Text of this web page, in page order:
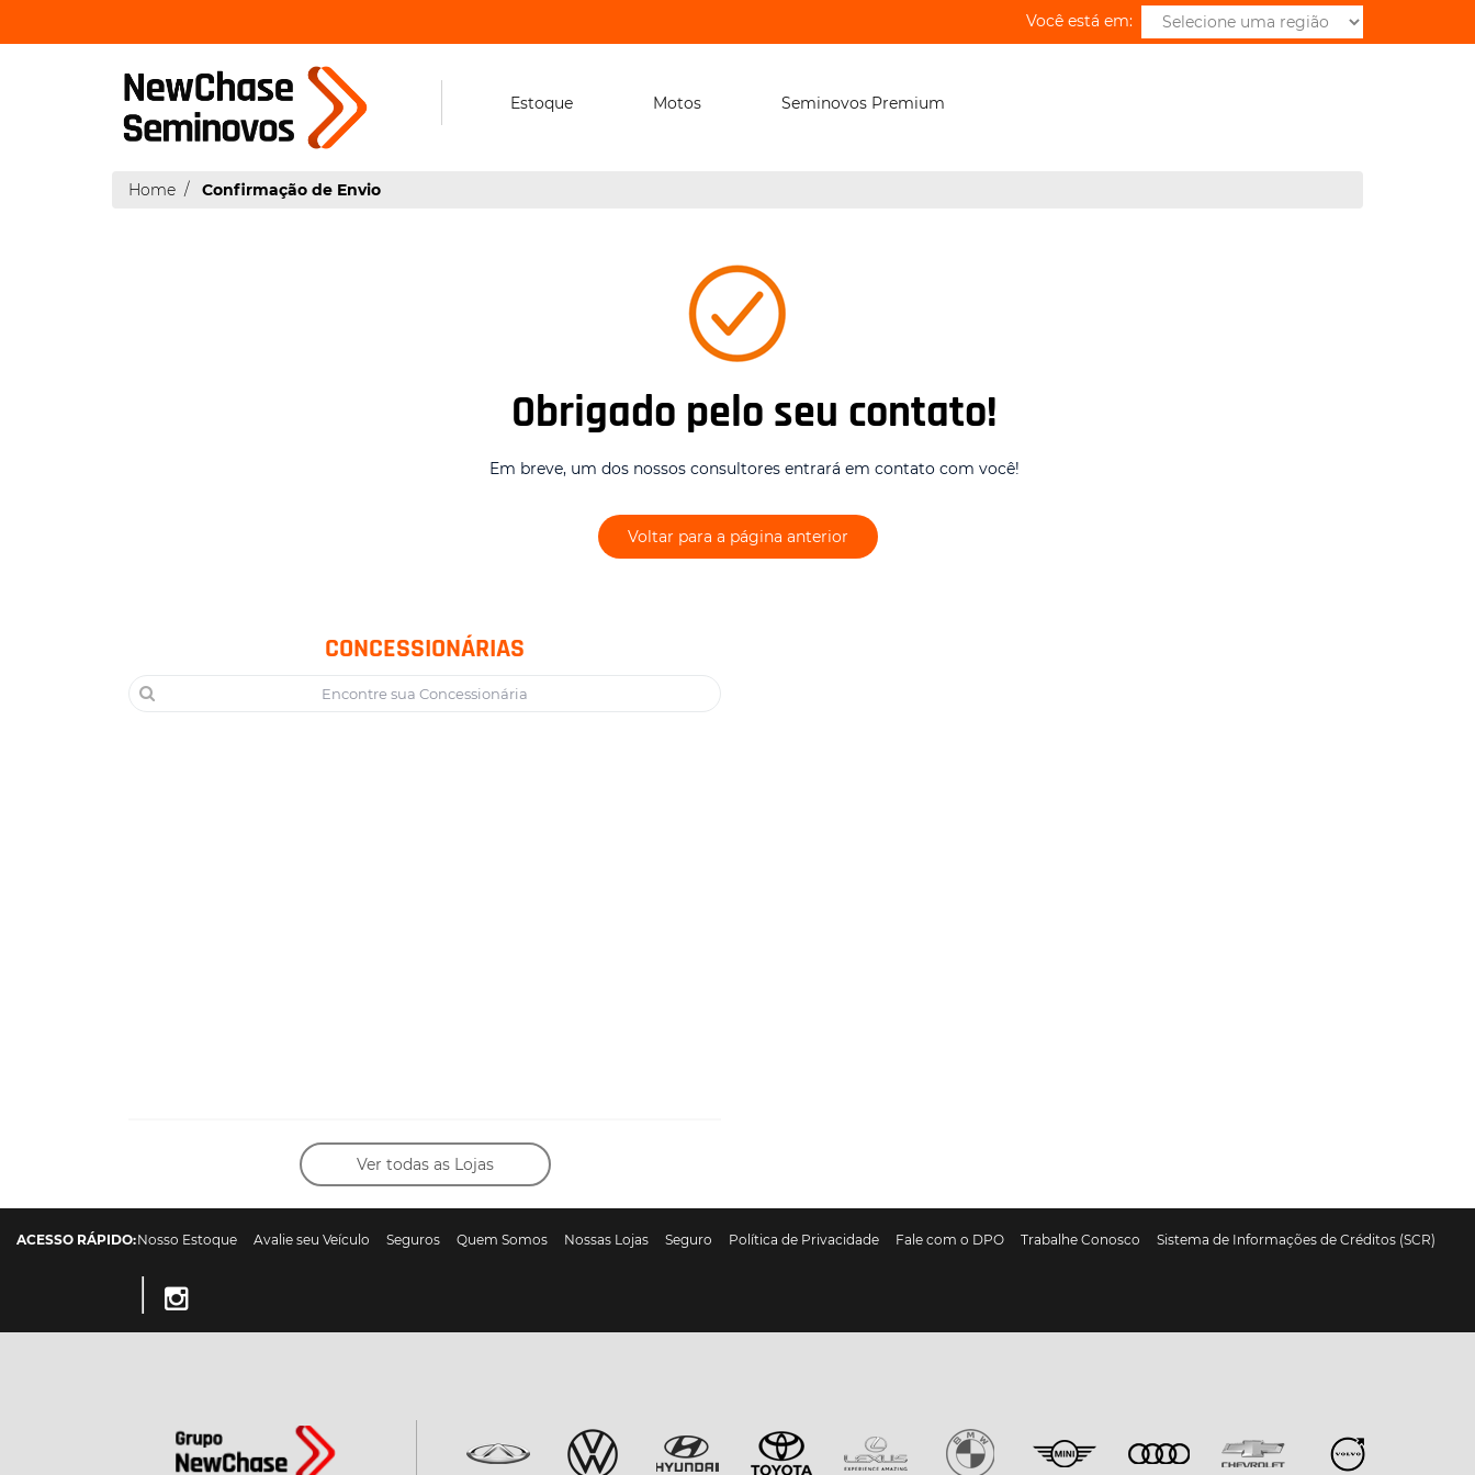
Você está em:
Estoque Motos Seminovos Premium
Home Confirmação de Envio
Obrigado pelo seu contato!
Em breve, um dos nossos consultores entrará em contato com você!
Voltar para a página anterior
CONCESSIONÁRIAS
Ver todas as Lojas
ACESSO RÁPIDO:Nosso Estoque Avalie seu Veículo Seguros Quem Somos Nossas Lojas Seguro Política de Privacidade Fale com o DPO Trabalhe Conosco Sistema de Informações de Créditos (SCR)